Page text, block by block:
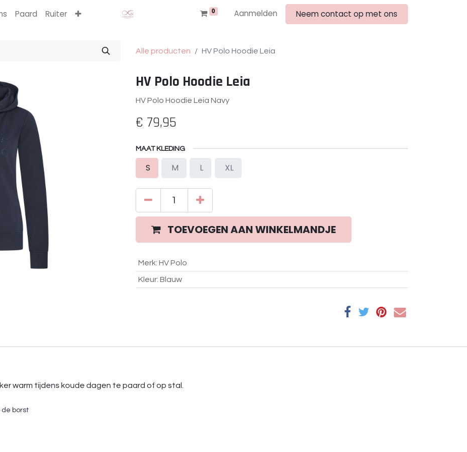
0 Aanmelden Neem contact op met ons
Paard Ruiter
Alle producten HV Polo Hoodie Leia
HV Polo Hoodie Leia
HV Polo Hoodie Leia Navy
€ 79,95
MAAT KLEDING
S M L XL
TOEVOEGEN AAN WINKELMANDJE
Merk: HV Polo
Kleur: Blauw
warm tijdens koude dagen te paard of op stal.
de borst